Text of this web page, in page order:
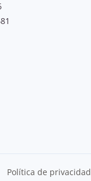
Política de privacidad